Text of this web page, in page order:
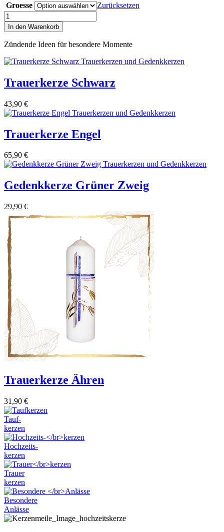
Groesse
Zurücksetzen
Trauerkerze
Du
fehlst
Menge
In den Warenkorb
Zündende Ideen für besondere Momente
Trauerkerze Schwarz
43,90 €
Trauerkerze Engel
65,90 €
Gedenkkerze Grüner Zweig
29,90 €
Trauerkerze Ähren
31,90 €
Tauf-
kerzen
Hochzeits-
kerzen
Trauer
kerzen
Besondere
Anlässe